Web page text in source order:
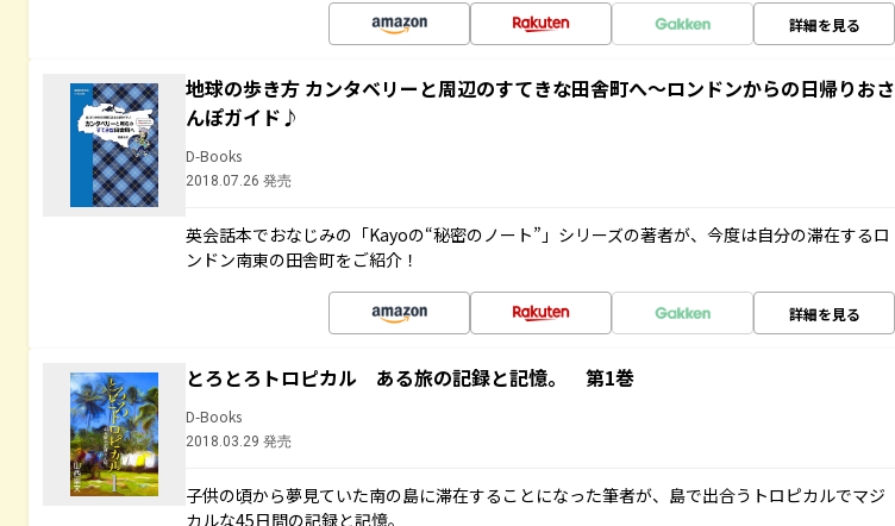
詳細を見る
地球の歩き方 カンタベリーと周辺のすてきな田舎町へ～ロンドンからの日帰りおさ
んぽガイド♪
D-Books
2018.07.26 発売
英会話本でおなじみの「Kayoの“秘密のノート”」シリーズの著者が、今度は自分の滞在するロ
ンドン南東の田舎町をご紹介！
詳細を見る
とろとろトロピカル ある旅の記録と記憶。 第1巻
D-Books
2018.03.29 発売
子供の頃から夢見ていた南の島に滞在することになった筆者が、島で出合うトロピカルでマジ
カルな45日間の記録と記憶。